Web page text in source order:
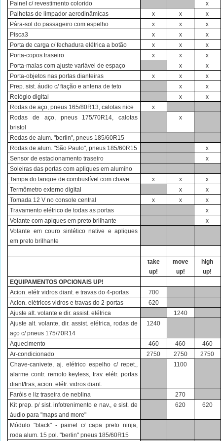
Painel c/ revestimento colorido
x
Palhetas de limpador aerodinâmicas
x x
x
Pára-sol do passageiro com espelho
x x
x
Pisca3
x x
x
Porta de carga c/ fechadura elétrica a botão
x x
x
Porta-copos traseiro
x x
x
Porta-malas com ajuste variável de espaço
x
x
Porta-objetos nas portas dianteiras
x x
x
Prep. sist. áudio c/ fiação e antena de teto
x
x
Relógio digital
x
x
Rodas de aço, pneus 165/80R13, calotas nice
x
Rodas de aço, pneus 175/70R14, calotas
bristol
x
Rodas de alum. "berlin", pneus 185/60R15
Rodas de alum. "São Paulo", pneus 185/60R15
x
Sensor de estacionamento traseiro
x
Soleiras das portas com apliques em alumíno
Tampa do tanque de combustível com chave
x x
x
Termômetro externo digital
x
x
Tomada 12 V no console central
x x
x
Travamento elétrico de todas as portas
x
Volante com aplques em preto brilhante
x
Volante em couro sintético native e apliques
em preto brilhante
take
up!
move
up!
high
up!
EQUIPAMENTOS OPCIONAIS UP!
Acion. elétr vidros diant. e travas do 4-portas
700
Acion. elétricos vidros e travas do 2-portas
620
Ajuste alt. volante e dir. assist. elétrica
1240
Ajuste alt. volante, dir. assist. elétrica, rodas de
aço c/ pneus 175/70R14
1240
Aquecimento 460 460
460
Ar-condicionado
2750 2750
2750
Chave-canivete, aj. elétrico espelho c/ repet.,
alarme contr. remoto keyless, trav. elétr. portas
diant/tras, acion. elétr. vidros diant.
1100
Faróis e liz traseira de neblina
270
Kit prep. p/ sist. infotrenimento e nav., e sist. de
áudio para "maps and more"
620 620
Módulo "black" - painel c/ capa preto ninja,
roda alum. 15 pol. "berlin" pneus 185/60R15